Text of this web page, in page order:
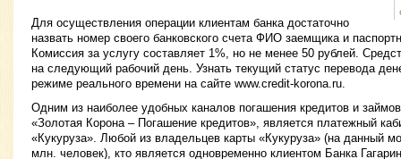
Для осуществления операции клиентам банка достаточно
назвать номер своего банковского счета ФИО заемщика и
Комиссия за услугу составляет 1%, но не менее 50 рублей.
на следующий рабочий день. Узнать текущий статус перевода
режиме реального времени на сайте www.credit-korona.ru.
Одним из наиболее удобных каналов погашения кредитов и
«Золотая Корона – Погашение кредитов», является платежный
«Кукуруза». Любой из владельцев карты «Кукуруза» (на данный
млн. человек), кто является одновременно клиентом Банка